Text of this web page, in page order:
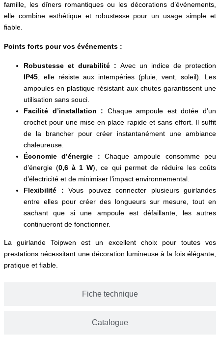
Fiche technique
Catalogue
famille, les dîners romantiques ou les décorations d’événements,
elle combine esthétique et robustesse pour un usage simple et
fiable.
Points forts pour vos événements :
Robustesse et durabilité : Avec un indice de protection
IP45, elle résiste aux intempéries (pluie, vent, soleil). Les
ampoules en plastique résistant aux chutes garantissent une
utilisation sans souci.
Facilité d’installation : Chaque ampoule est dotée d’un
crochet pour une mise en place rapide et sans effort. Il suffit
de la brancher pour créer instantanément une ambiance
chaleureuse.
Économie d’énergie : Chaque ampoule consomme peu
d’énergie (0,6 à 1 W), ce qui permet de réduire les coûts
d’électricité et de minimiser l’impact environnemental.
Flexibilité : Vous pouvez connecter plusieurs guirlandes
entre elles pour créer des longueurs sur mesure, tout en
sachant que si une ampoule est défaillante, les autres
continueront de fonctionner.
La guirlande Toipwen est un excellent choix pour toutes vos
prestations nécessitant une décoration lumineuse à la fois élégante,
pratique et fiable.